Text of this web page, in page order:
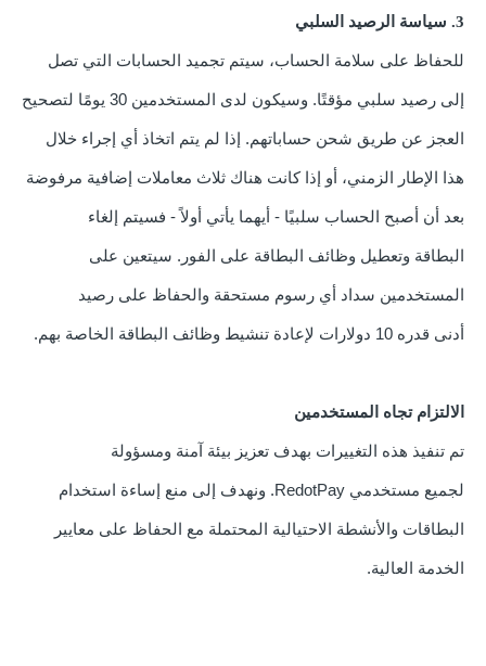
3. سياسة الرصيد السلبي
للحفاظ على سلامة الحساب، سيتم تجميد الحسابات التي تصل
إلى رصيد سلبي مؤقتًا. وسيكون لدى المستخدمين 30 يومًا لتصحيح
العجز عن طريق شحن حساباتهم. إذا لم يتم اتخاذ أي إجراء خلال
هذا الإطار الزمني، أو إذا كانت هناك ثلاث معاملات إضافية مرفوضة
بعد أن أصبح الحساب سلبيًا - أيهما يأتي أولاً - فسيتم إلغاء
البطاقة وتعطيل وظائف البطاقة على الفور. سيتعين على
المستخدمين سداد أي رسوم مستحقة والحفاظ على رصيد
أدنى قدره 10 دولارات لإعادة تنشيط وظائف البطاقة الخاصة بهم.
الالتزام تجاه المستخدمين
تم تنفيذ هذه التغييرات بهدف تعزيز بيئة آمنة ومسؤولة
لجميع مستخدمي RedotPay. ونهدف إلى منع إساءة استخدام
البطاقات والأنشطة الاحتيالية المحتملة مع الحفاظ على معايير
الخدمة العالية.